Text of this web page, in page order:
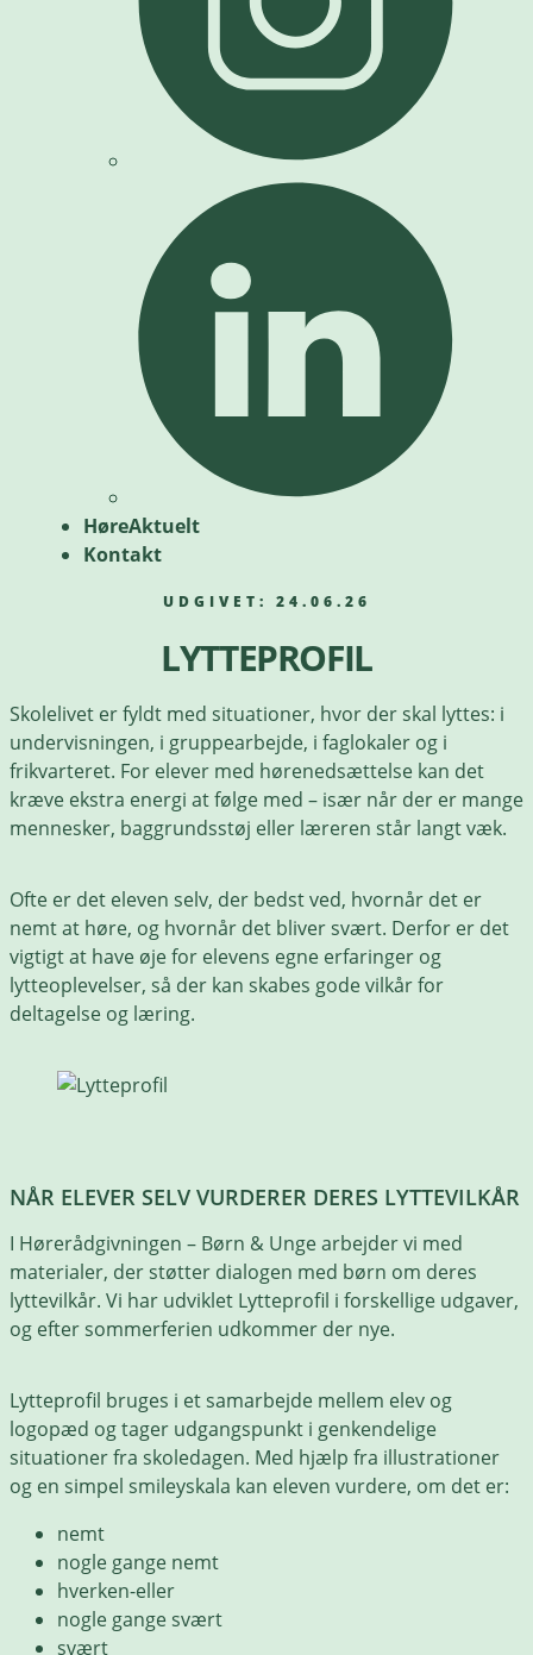
HøreAktuelt
Kontakt
UDGIVET: 24.06.26
LYTTEPROFIL
Skolelivet er fyldt med situationer, hvor der skal lyttes: i
undervisningen, i gruppearbejde, i faglokaler og i
frikvarteret. For elever med hørenedsættelse kan det
kræve ekstra energi at følge med – især når der er mange
mennesker, baggrundsstøj eller læreren står langt væk.
Ofte er det eleven selv, der bedst ved, hvornår det er
nemt at høre, og hvornår det bliver svært. Derfor er det
vigtigt at have øje for elevens egne erfaringer og
lytteoplevelser, så der kan skabes gode vilkår for
deltagelse og læring.
NÅR ELEVER SELV VURDERER DERES LYTTEVILKÅR
I Hørerådgivningen – Børn & Unge arbejder vi med
materialer, der støtter dialogen med børn om deres
lyttevilkår. Vi har udviklet Lytteprofil i forskellige udgaver,
og efter sommerferien udkommer der nye.
Lytteprofil bruges i et samarbejde mellem elev og
logopæd og tager udgangspunkt i genkendelige
situationer fra skoledagen. Med hjælp fra illustrationer
og en simpel smileyskala kan eleven vurdere, om det er:
nemt
nogle gange nemt
hverken-eller
nogle gange svært
svært